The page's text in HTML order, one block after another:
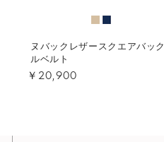
ヌバックレザースクエアバック
ルベルト
￥20,900